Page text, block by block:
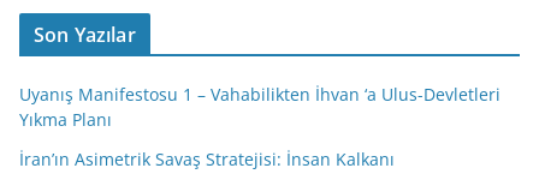
Son Yazılar
Uyanış Manifestosu 1 – Vahabilikten İhvan ‘a Ulus-Devletleri
Yıkma Planı
İran’ın Asimetrik Savaş Stratejisi: İnsan Kalkanı